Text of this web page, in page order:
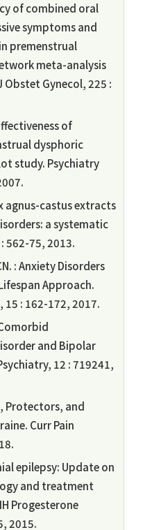
of combined oral
symptoms and
premenstrual
meta-analysis
Gynecol, 225 :
of
dysphoric
study. Psychiatry
agnus-castus extracts
a systematic
562-75, 2013.
: Anxiety Disorders
Approach.
15 : 162-172, 2017.
and Bipolar
12 : 719241,
Protectors, and
Curr Pain
epilepsy: Update on
and treatment
Progesterone
2015.